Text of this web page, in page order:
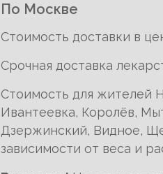
По Москве
Стоимость доставки в
Срочная доставка
Стоимость для жителей
Ивантеевка, Королёв,
Дзержинский, Видное,
зависимости от веса и